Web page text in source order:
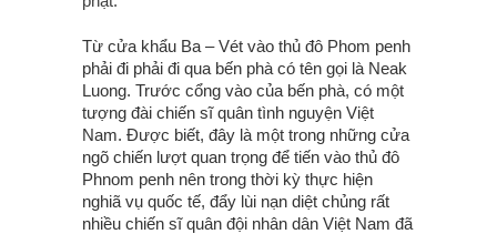
Từ cửa khẩu Ba – Vét vào thủ đô Phom penh
phải đi phải đi qua bến phà có tên gọi là Neak
Luong. Trước cổng vào của bến phà, có một
tượng đài chiến sĩ quân tình nguyện Việt
Nam. Được biết, đây là một trong những cửa
ngõ chiến lượt quan trọng để tiến vào thủ đô
Phnom penh nên trong thời kỳ thực hiện
nghiã vụ quốc tế, đẩy lùi nạn diệt chủng rất
nhiều chiến sĩ quân đội nhân dân Việt Nam đã